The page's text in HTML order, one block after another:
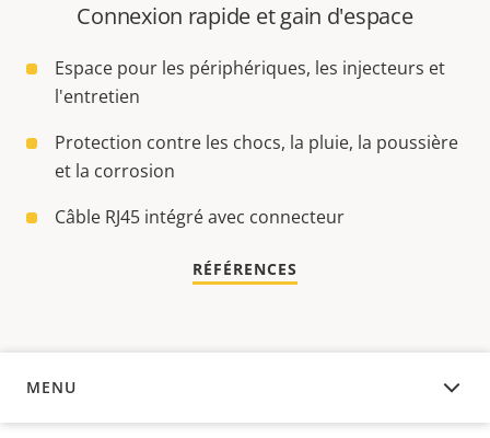
Connexion rapide et gain d'espace
Espace pour les périphériques, les injecteurs et
l'entretien
Protection contre les chocs, la pluie, la poussière
et la corrosion
Câble RJ45 intégré avec connecteur
RÉFÉRENCES
MENU
APERÇU